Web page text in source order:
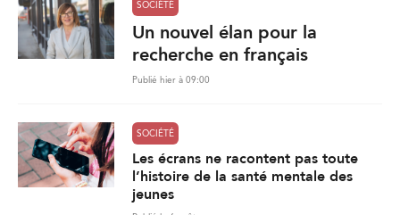
SOCIÉTÉ
Un nouvel élan pour la
recherche en français
Publié hier à 09:00
SOCIÉTÉ
Les écrans ne racontent pas toute
l’histoire de la santé mentale des
jeunes